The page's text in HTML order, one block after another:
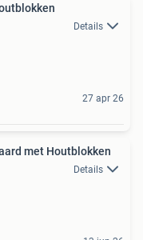
Details
27 apr 26
met Houtblokken
Details